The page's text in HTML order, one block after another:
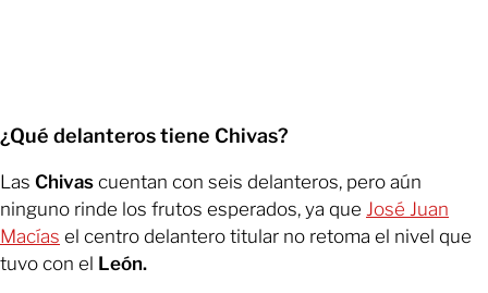
¿Qué delanteros tiene Chivas?
Las Chivas cuentan con seis delanteros, pero aún
ninguno rinde los frutos esperados, ya que José Juan
Macías el centro delantero titular no retoma el nivel que
tuvo con el León.